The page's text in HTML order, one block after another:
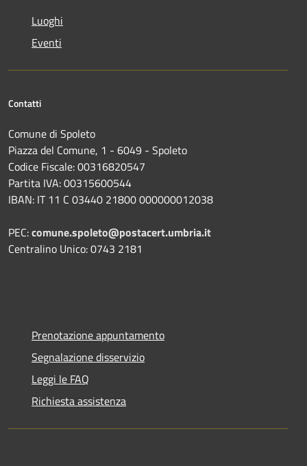
Luoghi
Eventi
Contatti
Comune di Spoleto
Piazza del Comune, 1 - 6049 - Spoleto
Codice Fiscale: 00316820547
Partita IVA: 00315600544
IBAN: IT 11 C 03440 21800 000000012038
PEC:comune.spoleto@postacert.umbria.it
Centralino Unico: 0743 2181
Prenotazione appuntamento
Segnalazione disservizio
Leggi le FAQ
Richiesta assistenza